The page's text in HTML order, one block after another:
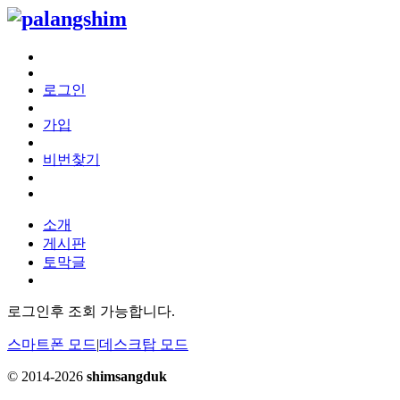
로그인
가입
비번찾기
소개
게시판
토막글
로그인후 조회 가능합니다.
스마트폰 모드|데스크탑 모드
© 2014-2026 shimsangduk